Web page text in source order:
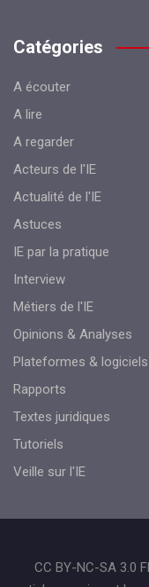
Catégories
A écouter
A lire
A regarder
Acteurs de l'IE
Actualité de l'IE
Astuces
IE par la pratique
Interview
Métiers de l'IE
Opinions & Analyses
Plateformes & logiciels
Rapports
Textes juridiques
Tutoriels
Veille sur l'IE
CC BY-NC-SA 3.0